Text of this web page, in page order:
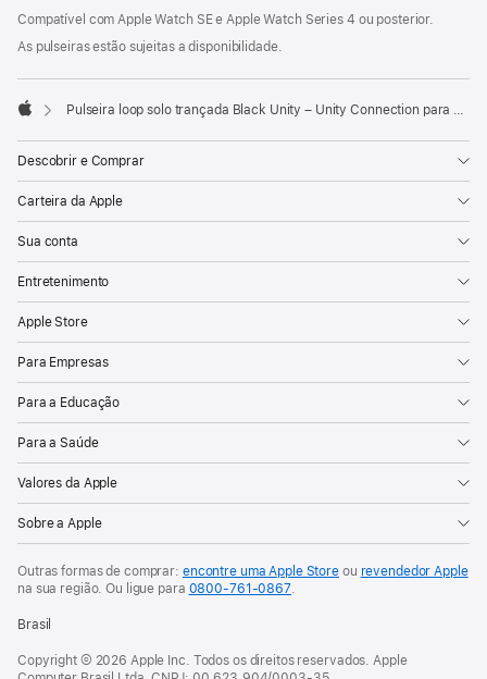
de
rodapé
Compatível com Apple Watch SE e Apple Watch Series 4 ou posterior.
As pulseiras estão sujeitas a disponibilidade.
Pulseira loop solo trançada Black Unity – Unity Connection para caixa de 46 mm – Tamanho 7
Descobrir e Comprar
Carteira da Apple
Sua conta
Entretenimento
Apple Store
Para Empresas
Para a Educação
Para a Saúde
Valores da Apple
Sobre a Apple
Outras formas de comprar: encontre uma Apple Store ou revendedor Apple
na sua região. Ou ligue para 0800-761-0867.
Brasil
Copyright © 2026 Apple Inc. Todos os direitos reservados. Apple